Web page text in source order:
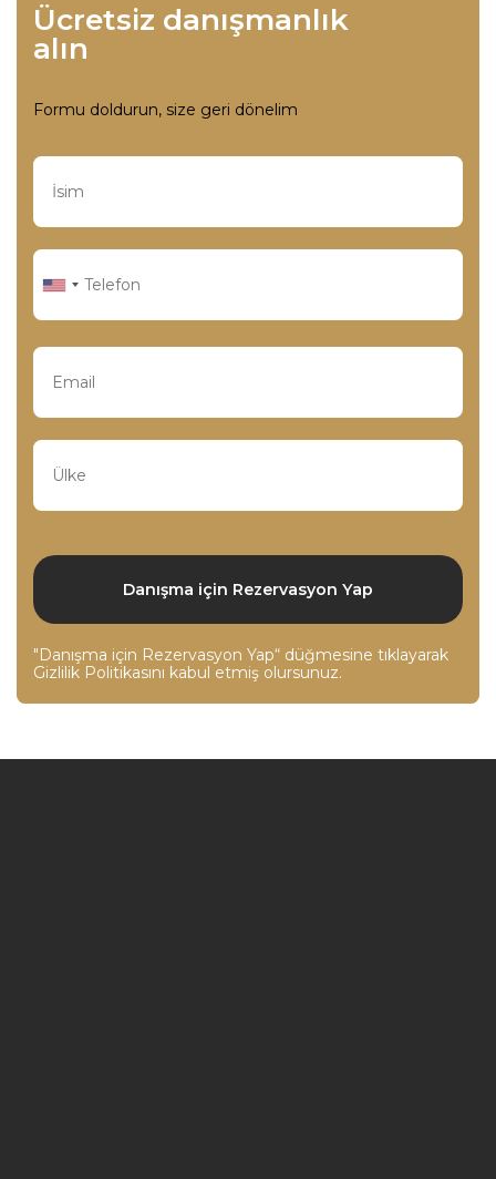
Ücretsiz danışmanlık
alın
Formu doldurun, size geri dönelim
"Danışma için Rezervasyon Yap“ düğmesine tıklayarak
Gizlilik Politikasını kabul etmiş olursunuz.